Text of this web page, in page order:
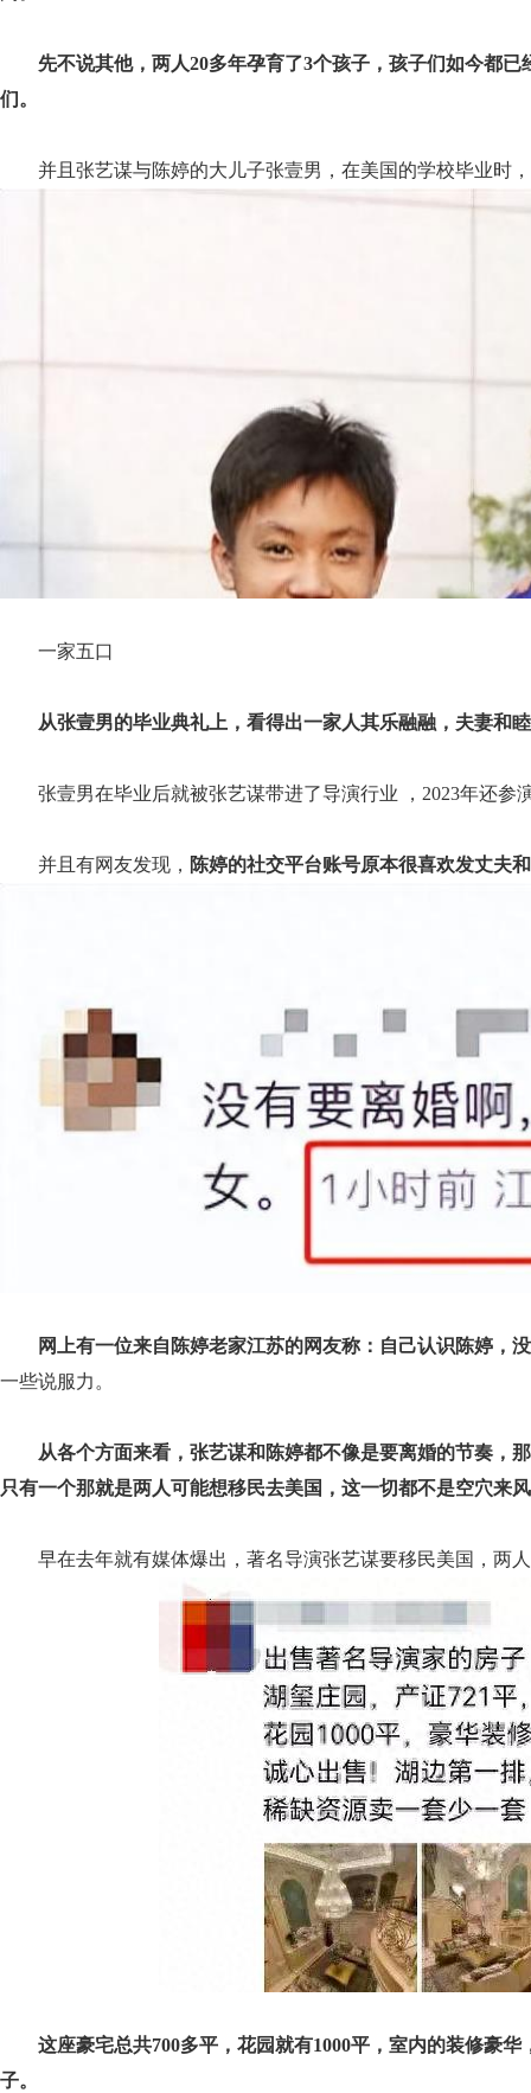
先不说其他，两人20多年孕育了3个孩子，孩子们如今都
们。
并且张艺谋与陈婷的大儿子张壹男，在美国的学校毕业时，
一家五口
从张壹男的毕业典礼上，看得出一家人其乐融融，夫妻和
张壹男在毕业后就被张艺谋带进了导演行业 ，2023年还参
并且有网友发现， 陈婷的社交平台账号原本很喜欢发丈夫
网上有一位来自陈婷老家江苏的网友称：自己认识陈婷，
一些说服力。
从各个方面来看，张艺谋和陈婷都不像是要离婚的节奏，
只有一个那就是两人可能想移民去美国，这一切都不是空穴来
早在去年就有媒体爆出，著名导演张艺谋要移民美国，两
这座豪宅总共700多平，花园就有1000平，室内的装修豪
子。